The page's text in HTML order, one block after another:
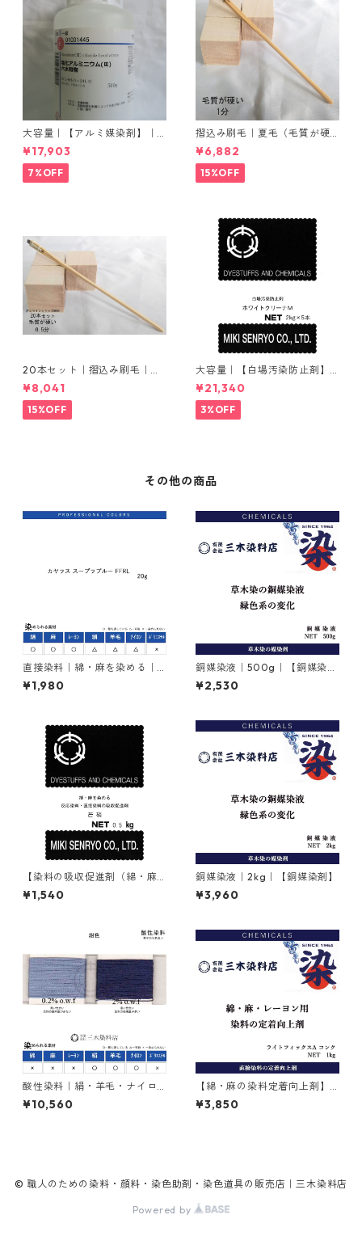
大容量｜【アルミ媒染剤】｜5
00g−5本入り｜塩化アルミニ
ウム
¥17,903
7%OFF
摺込み刷毛｜夏毛（毛質が硬
い）1分｜16本入り＊1セット
¥6,882
15%OFF
20本セット｜摺込み刷毛｜夏
毛（毛質が硬い）0.5分
¥8,041
15%OFF
大容量｜【白場汚染防止剤】
｜2kg×5本｜ホワイトクリー
ナＭ
¥21,340
3%OFF
その他の商品
直接染料｜綿・麻を染める｜2
0g｜カヤラス スープラブルー
FFRL（青色）
¥1,980
銅媒染液｜500g｜【銅媒染
剤】
¥2,530
【染料の吸収促進剤（綿・麻
用）】｜500g｜無水芒硝
¥1,540
銅媒染液｜2kg｜【銅媒染剤】
¥3,960
酸性染料｜絹・羊毛・ナイロ
ンを染める｜500g｜アシッド
ミーリングサイアニンGR（紺
¥10,560
【綿・麻の染料定着向上剤】
｜1kg｜ライトフィックスAコ
ンク
¥3,850
© 職人のための染料・顔料・染色助剤・染色道具の販売店｜三木染料店
Powered by